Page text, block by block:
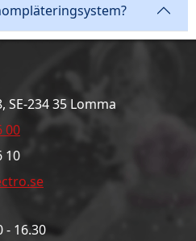
SE-234 35 Lomma
00
10
- 16.30